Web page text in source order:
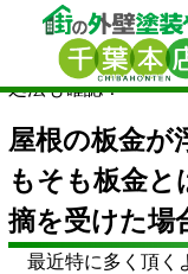
HOME ブログ
もそも板金とはど
処法も確認！
屋根の板金
もそも板金と
摘を受けた場
最近特に多く頂く